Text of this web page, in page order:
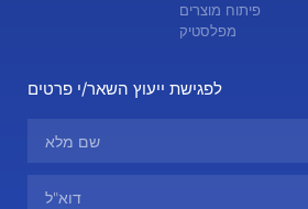
פיתוח מוצרים
מפלסטיק
לפגישת ייעוץ השאר/י פרטים